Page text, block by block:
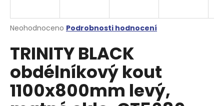
Průměrné
produktu
z
5
hvězdiček.
Neohodnoceno Podrobnosti hodnocení
TRINITY BLACK
obdélníkový kout
1100x800mm levý,
j
t
?